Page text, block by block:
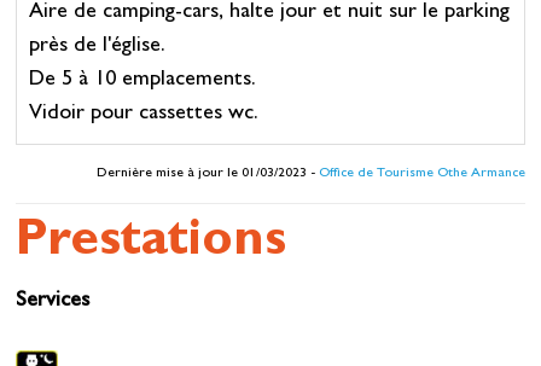
Aire de camping-cars, halte jour et nuit sur le parking
près de l'église.
De 5 à 10 emplacements.
Vidoir pour cassettes wc.
Dernière mise à jour le 01/03/2023 - Office de Tourisme Othe Armance
Prestations
Services